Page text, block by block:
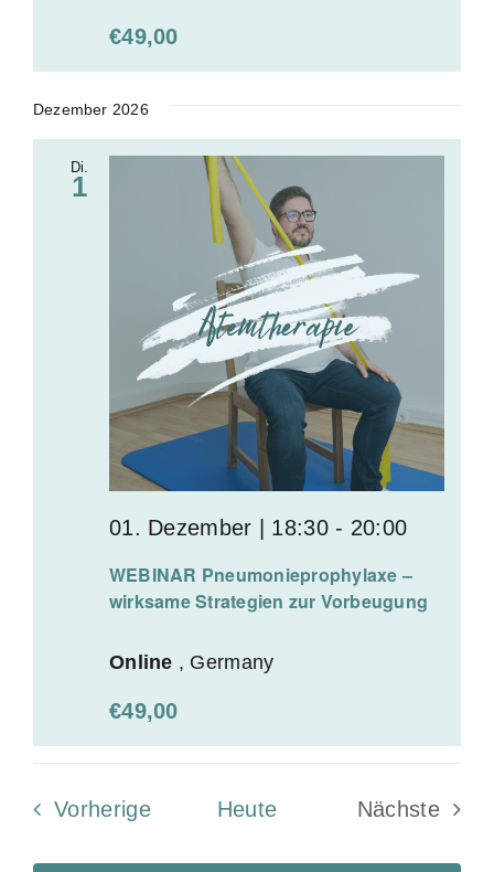
€49,00
Dezember 2026
Di.
1
WEBINAR Pneumonieprophylaxe –
wirksame Strategien zur Vorbeugung
01. Dezember | 18:30- 20:00
Online , Germany
€49,00
VorherigeVeranstaltungen
Heute
Nächste